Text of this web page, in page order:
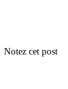
Notez cet post